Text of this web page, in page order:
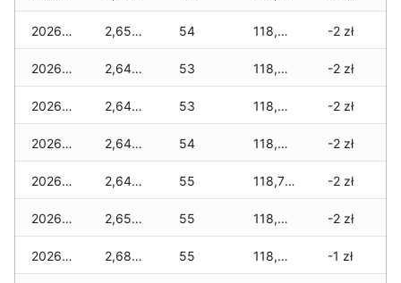
2026-06-16 2,655 zł 54 118,955 zł -2 zł
2026-06-15 2,640 zł 53 118,940 zł -2 zł
2026-06-14 2,640 zł 53 118,940 zł -2 zł
2026-06-13 2,640 zł 54 118,940 zł -2 zł
2026-06-12 2,640 zł 55 118,780 zł -2 zł
2026-06-11 2,655 zł 55 118,660 zł -2 zł
2026-06-10 2,685 zł 55 118,660 zł -1 zł